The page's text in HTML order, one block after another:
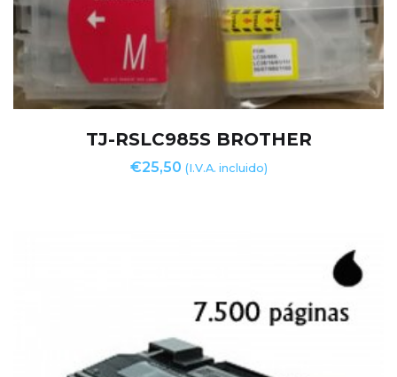
TJ-RSLC985S BROTHER
€25,50 (I.V.A. incluido)